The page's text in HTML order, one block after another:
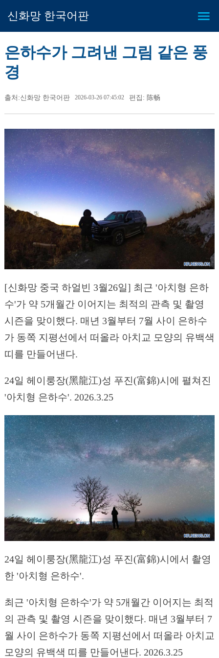
신화망 한국어판
은하수가 그려낸 그림 같은 풍
경
출처:신화망 한국어판 2026-03-26 07:45:02 편집: 陈畅
[신화망 중국 하얼빈 3월26일] 최근 '아치형 은하
수'가 약 5개월간 이어지는 최적의 관측 및 촬영
시즌을 맞이했다. 매년 3월부터 7월 사이 은하수
가 동쪽 지평선에서 떠올라 아치교 모양의 유백색
띠를 만들어낸다.
24일 헤이룽장(黑龍江)성 푸진(富錦)시에 펼쳐진
'아치형 은하수'. 2026.3.25
24일 헤이룽장(黑龍江)성 푸진(富錦)시에서 촬영
한 '아치형 은하수'.
최근 '아치형 은하수'가 약 5개월간 이어지는 최적
의 관측 및 촬영 시즌을 맞이했다. 매년 3월부터 7
월 사이 은하수가 동쪽 지평선에서 떠올라 아치교
모양의 유백색 띠를 만들어낸다. 2026.3.25